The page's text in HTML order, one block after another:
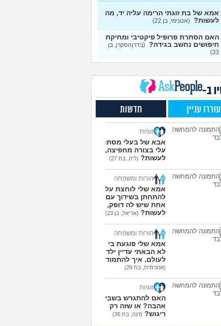
אותה מתוך כעס. איך
עצות
להסביר לה שאני רוצה
(עידן, בן 27)
20
עצות
ביני לבית הזוג, מה
(אנונימי, בן 24) עצות
(אלי, בן
איתו היום לדייט ראשון
בת 18)
עם בנות בים/ הליכה
או מועדון?
(רואי, בן
אותי לדייטים גרועים
17
עצות
עוד שאלות חדשות במדור
אמא של בת זוגתי הרימה עליה יד, מה
לעשות? (אנונימי, בן 22)
האם הסתרת פרופיל פיקטיבי ומחיקת
חיפושים נחשב בגידה? (בדרןהסקרן, בן
33)
ב-
עוררו עניין חדשות
זוגיות
אבא של בעלי מסתכל
עלי בצורה מחפיצה, מה
לעשות? (ליה, בת 27)
הורות ומשפחה
אמא שלי לוחצת עליי
להתחתן בשידוך עם כל
אחת שיש לה דופק, מה
לעשות? (אריאל, בן 23)
הורות ומשפחה
אמא שלי פוגעת בי כי
לא הבאתי עדיין ילדים
לעולם. איך להתמודד?
(אנונימית, בת 29)
זוגיות
האם להתגרש בשביל
אהבה? או שזה רק
ריגוש? (דנה, בת 35)